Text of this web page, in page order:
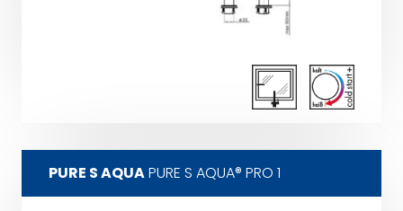
PURE S AQUAPURE S AQUA® PRO 1